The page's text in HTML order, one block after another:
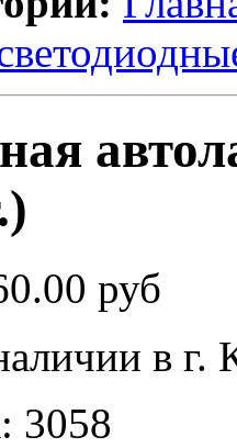
руб
в г.
3058